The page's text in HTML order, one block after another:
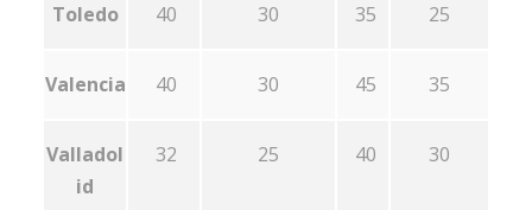
Toledo 40 30 35 25
Valencia 40 30 45 35
Valladol
id
32 25 40 30